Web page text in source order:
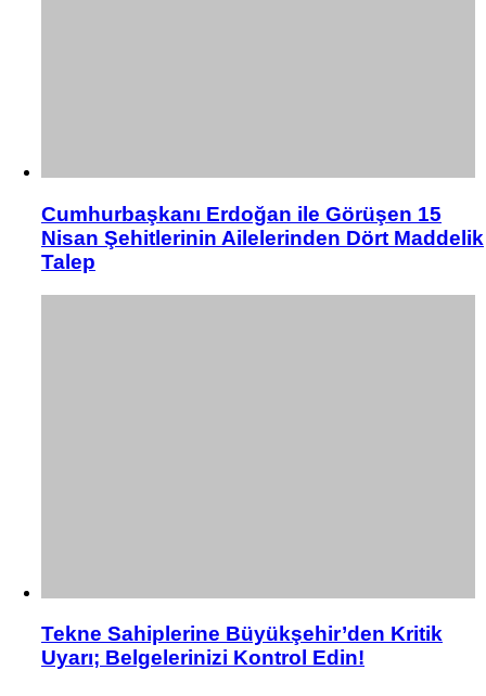
Cumhurbaşkanı Erdoğan ile Görüşen 15
Nisan Şehitlerinin Ailelerinden Dört Maddelik
Talep
Tekne Sahiplerine Büyükşehir’den Kritik
Uyarı; Belgelerinizi Kontrol Edin!